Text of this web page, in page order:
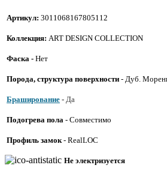
Артикул: 3011068167805112
Коллекция: ART DESIGN COLLECTION
Фаска - Нет
Порода, структура поверхности - Дуб.
Браширование - Да
Подогрева пола - Совместимо
Профиль замок - RealLOC
Не электризуется